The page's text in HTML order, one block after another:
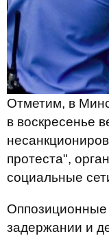
Отметим, в
в воскресенье
протеста",
социальные
задержании и